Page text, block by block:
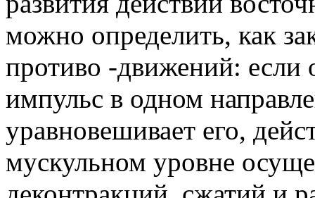
можно определить, как
противо -движений: если
импульс в одном
уравновешивает его,
мускульном уровне